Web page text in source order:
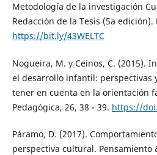
Metodología de la investigación
Redacción de la Tesis (5a edición).
https://bit.ly/43WELTC
Nogueira, M. y Ceinos, C. (2015).
el desarrollo infantil: perspectivas
tener en cuenta en la orientación
Pedagógica, 26, 38 - 39. https://
Páramo, D. (2017).
perspectiva cultural. Pensamiento